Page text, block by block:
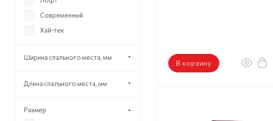
В корзину
Современный
Хай-тек
Ширина спального места, мм
Длина спального места, мм
Размер